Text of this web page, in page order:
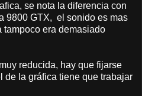
se nota la diferencia con
9800 GTX, el sonido es mas
era demasiado
reducida, hay que fijarse
de la gráfica tiene que trabajar